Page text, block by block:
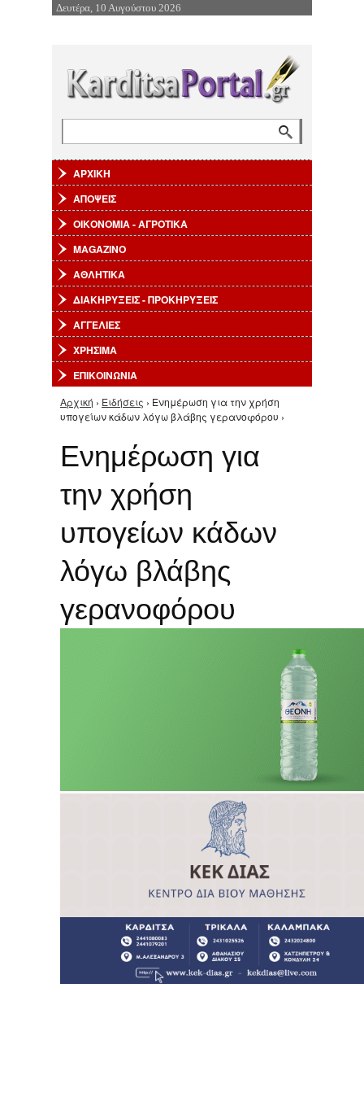
Επιστροφή στην Πλοήγηση
Δευτέρα, 10 Αυγούστου 2026
ΑΡΧΙΚΗ
ΑΠΟΨΕΙΣ
ΟΙΚΟΝΟΜΙΑ - ΑΓΡΟΤΙΚΑ
MAGAZINO
ΑΘΛΗΤΙΚΑ
ΔΙΑΚΗΡΥΞΕΙΣ - ΠΡΟΚΗΡΥΞΕΙΣ
ΑΓΓΕΛΙΕΣ
ΧΡΗΣΙΜΑ
ΕΠΙΚΟΙΝΩΝΙΑ
Είστε εδώ
Αρχική › Ειδήσεις › Ενημέρωση για την χρήση
υπογείων κάδων λόγω βλάβης γερανοφόρου ›
Ενημέρωση για
την χρήση
υπογείων κάδων
λόγω βλάβης
γερανοφόρου